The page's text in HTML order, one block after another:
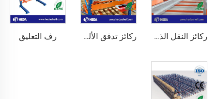
ركائز النقل الذكية ركائز تدفق الألواح البالتيّة رف التعليق